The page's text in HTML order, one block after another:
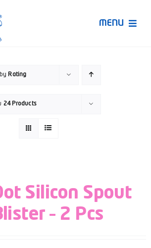
MENU
Rating
24 Products
Silicon Spout
– 2 Pcs